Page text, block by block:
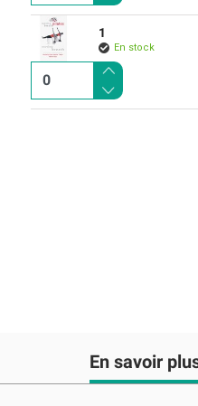
1
En stock
En savoir